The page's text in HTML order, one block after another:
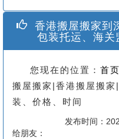
香港搬屋搬家到
包装托运、海关
您现在的位置： 首页
搬屋搬家|香港搬屋搬
装、价格、时间
发布时间：
给朋友：